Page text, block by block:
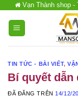
Chuyển
đến
dung
Vạn Thành shop -
TIN TỨC - BÀI VIẾT,
Bí quyết dẫn
ĐÃ ĐĂNG TRÊN 14/12/